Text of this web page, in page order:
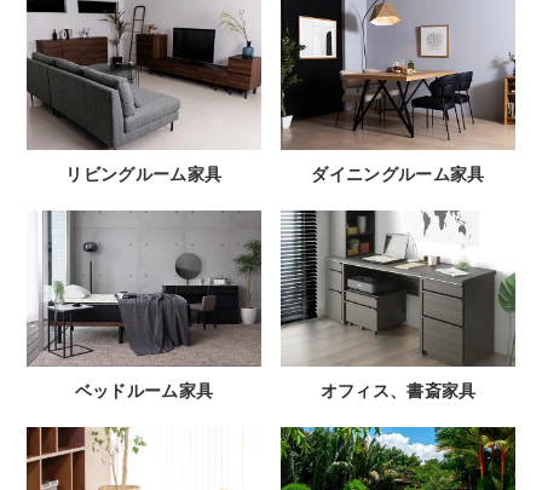
リビングルーム家具 ダイニングルーム家具
ベッドルーム家具 オフィス、書斎家具